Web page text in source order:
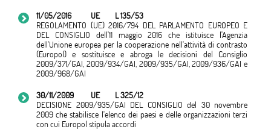
11/05/2016
UE
L 135/53
REGOLAMENTO (UE) 2016/794 DEL PARLAMENTO EUROPEO E
DEL CONSIGLIO dell'11 maggio 2016 che istituisce l'Agenzia
dell'Unione europea per la cooperazione nell'attività di contrasto
(Europol) e sostituisce e abroga le decisioni del Consiglio
2009/371/GAI, 2009/934/GAI, 2009/935/GAI, 2009/936/GAI e
2009/968/GAI
30/11/2009
UE
L 325/12
DECISIONE 2009/935/GAI DEL CONSIGLIO del 30 novembre
2009 che stabilisce l'elenco dei paesi e delle organizzazioni terzi
con cui Europol stipula accordi